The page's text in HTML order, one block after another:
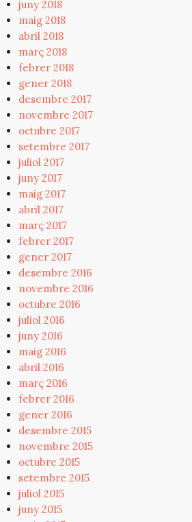
juny 2018
maig 2018
abril 2018
març 2018
febrer 2018
gener 2018
desembre 2017
novembre 2017
octubre 2017
setembre 2017
juliol 2017
juny 2017
maig 2017
abril 2017
març 2017
febrer 2017
gener 2017
desembre 2016
novembre 2016
octubre 2016
juliol 2016
juny 2016
maig 2016
abril 2016
març 2016
febrer 2016
gener 2016
desembre 2015
novembre 2015
octubre 2015
setembre 2015
juliol 2015
juny 2015